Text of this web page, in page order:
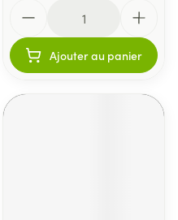
Ajouter au panier